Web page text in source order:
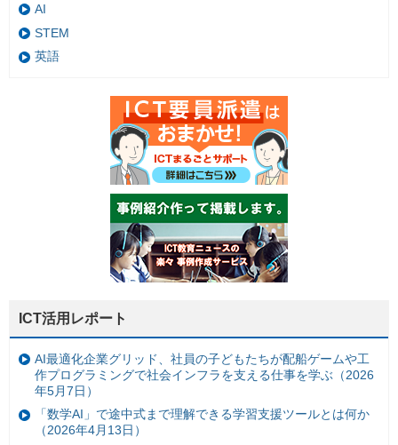
AI
STEM
英語
ICT活用レポート
AI最適化企業グリッド、社員の子どもたちが配船ゲームや工
作プログラミングで社会インフラを支える仕事を学ぶ（2026
年5月7日）
「数学AI」で途中式まで理解できる学習支援ツールとは何か
（2026年4月13日）